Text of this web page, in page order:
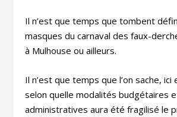
Il n’est que temps que tombent
masques du carnaval des faux-
à Mulhouse ou ailleurs.
Il n’est que temps que l’on sache,
selon quelle modalités budgétaires
administratives aura été fragilisé le